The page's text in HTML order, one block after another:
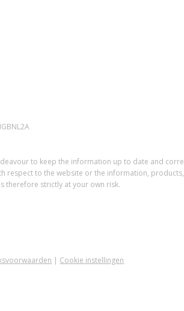
to keep the information up to date and
respect to the website or the information,
therefore strictly at your own risk.
| Cookie instellingen